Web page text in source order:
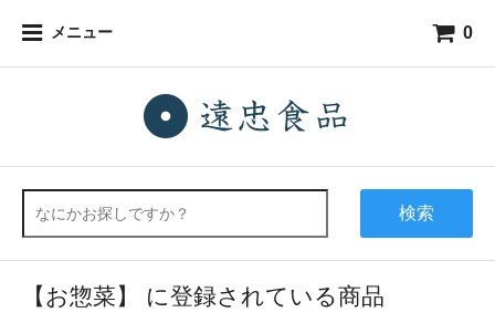
メニュー 0
検索
【お惣菜】 に登録されている商品